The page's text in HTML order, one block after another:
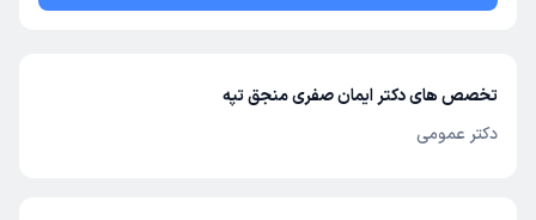
تخصص های دکتر ایمان صفری منجق تپه
دکتر عمومی